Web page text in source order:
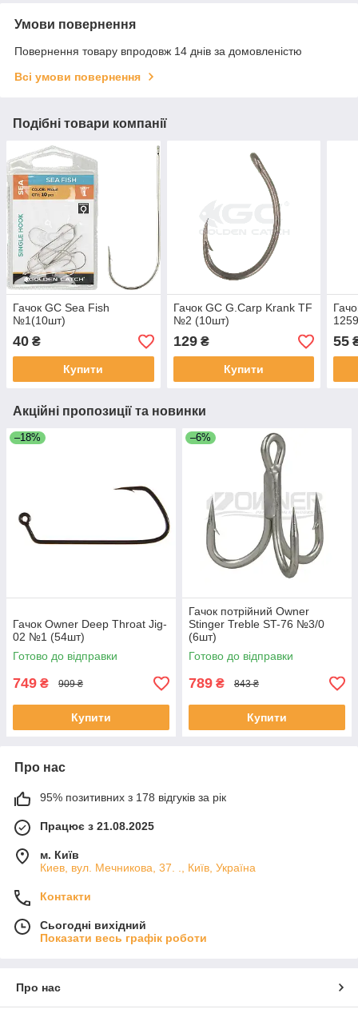
Умови повернення
Повернення товару впродовж 14 днів за домовленістю
Всі умови повернення
Подібні товари компанії
Гачок GC Sea Fish
№1(10шт)
40 ₴
Купити
Гачок GC G.Carp Krank TF
№2 (10шт)
129₴
Купити
55
Акційні пропозиції та новинки
–18%
Гачок Owner Deep Throat Jig-
02 №1 (54шт)
Готово до відправки
749 ₴ 909 ₴
Купити
–6%
Гачок потрійний Owner
Stinger Treble ST-76 №3/0
(6шт)
Готово до відправки
789 ₴ 843 ₴
Купити
Про нас
95% позитивних з 178 відгуків за рік
Працює з 21.08.2025
м. Київ
Киев, вул. Мечникова, 37. ., Київ, Україна
Контакти
Сьогодні вихідний
Показати весь графік роботи
Про нас